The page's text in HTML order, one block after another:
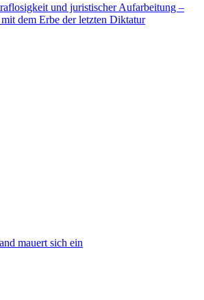
und juristischer Aufarbeitung –
dem Erbe der letzten Diktatur
mauert sich ein